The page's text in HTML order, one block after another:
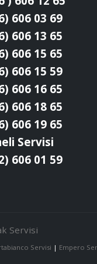
606 03 69
606 13 65
606 15 65
606 15 59
606 16 65
606 18 65
606 19 65
Servisi
606 01 59
Servisi
Servisi | Empero